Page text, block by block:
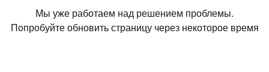
Мы уже работаем над решением проблемы.
Попробуйте обновить страницу через некоторое время